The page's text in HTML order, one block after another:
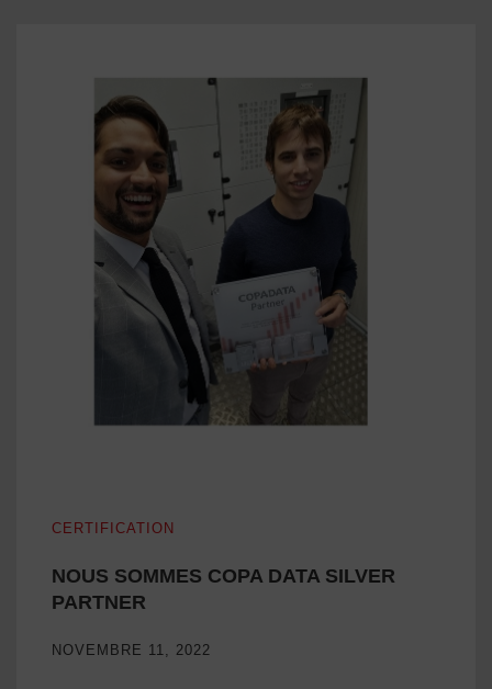
CERTIFICATION
NOUS SOMMES COPA DATA SILVER
PARTNER
NOVEMBRE 11, 2022